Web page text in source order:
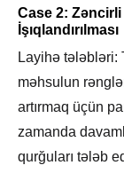
Case 2:
İşıqlandırılması
Layihə tələbləri:
məhsulun
artırmaq üçün
zamanda
qurğuları tələb